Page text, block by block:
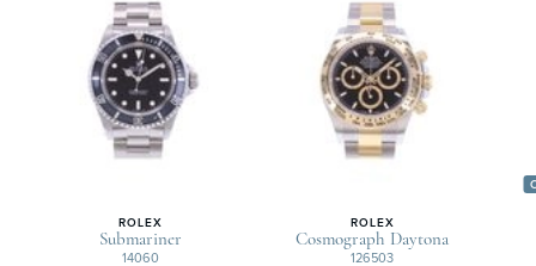
ROLEX
Submariner
14060
ROLEX
Cosmograph Daytona
126503